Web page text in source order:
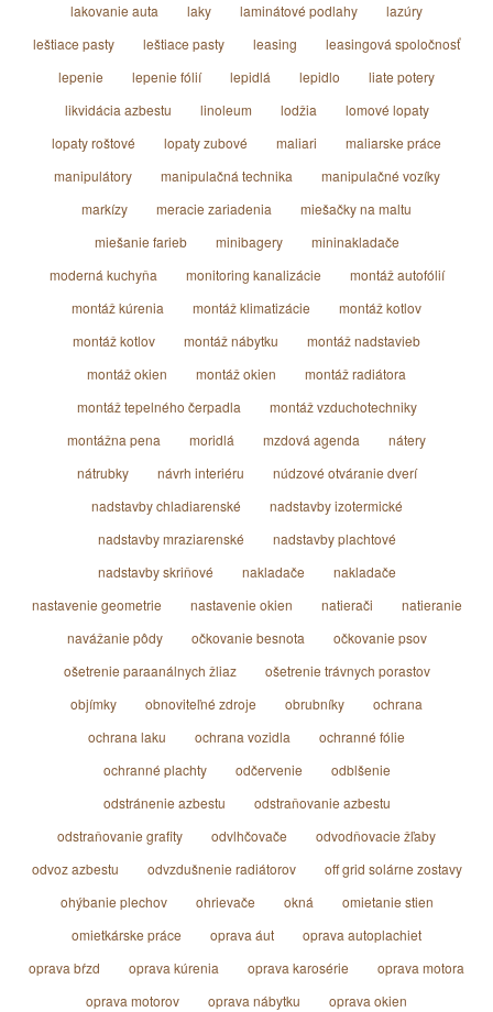
lakovanie auta
laky laminátové podlahy
lazúry
leštiace pasty
leštiace pasty leasing
leasingová spoločnosť
lepenie
lepenie fólií lepidlá lepidlo
liate potery
likvidácia azbestu
linoleum lodžia
lomové lopaty
lopaty roštové
lopaty zubové maliari
maliarske práce
manipulátory
manipulačná technika
manipulačné vozíky
markízy
meracie zariadenia
miešačky na maltu
miešanie farieb
minibagery
mininakladače
moderná kuchyňa
monitoring kanalizácie
montáž autofólií
montáž kúrenia
montáž klimatizácie
montáž kotlov
montáž kotlov
montáž nábytku
montáž nadstavieb
montáž okien
montáž okien
montáž radiátora
montáž tepelného čerpadla
montáž vzduchotechniky
montážna pena
moridlá mzdová agenda
nátery
nátrubky
návrh interiéru
núdzové otváranie dverí
nadstavby chladiarenské
nadstavby izotermické
nadstavby mraziarenské
nadstavby plachtové
nadstavby skriňové
nakladače
nakladače
nastavenie geometrie
nastavenie okien natierači
natieranie
navážanie pôdy
očkovanie besnota
očkovanie psov
ošetrenie paraanálnych žliaz
ošetrenie trávnych porastov
objímky
obnoviteľné zdroje obrubníky
ochrana
ochrana laku
ochrana vozidla
ochranné fólie
ochranné plachty
odčervenie
odblšenie
odstránenie azbestu
odstraňovanie azbestu
odstraňovanie grafity
odvlhčovače
odvodňovacie žľaby
odvoz azbestu
odvzdušnenie radiátorov
off grid solárne zostavy
ohýbanie plechov
ohrievače okná
omietanie stien
omietkárske práce
oprava áut
oprava autoplachiet
oprava bŕzd
oprava kúrenia oprava karosérie
oprava motora
oprava motorov
oprava nábytku
oprava okien